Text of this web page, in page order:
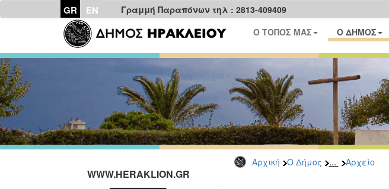
GR EN Γραμμή Παραπόνων τηλ : 2813-409409
Ο ΤΟΠΟΣ ΜΑΣ Ο ΔΗΜΟΣ
Αρχική Ο Δήμος ... Αρχείο
WWW.HERAKLION.GR